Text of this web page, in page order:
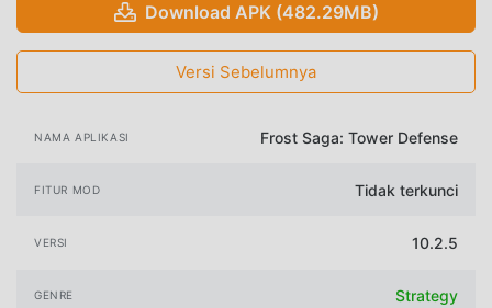
Download APK (482.29MB)
Versi Sebelumnya
NAMA APLIKASI Frost Saga: Tower Defense
FITUR MOD Tidak terkunci
VERSI 10.2.5
GENRE Strategy